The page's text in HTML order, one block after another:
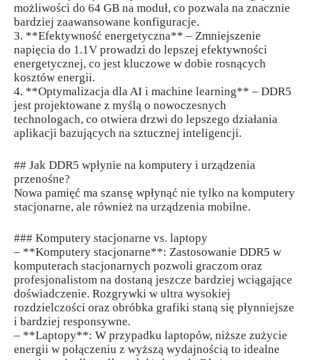
możliwości do 64 GB na moduł, co pozwala na znacznie
bardziej zaawansowane konfiguracje.
3. **Efektywność energetyczna** – Zmniejszenie
napięcia do 1.1V prowadzi do lepszej efektywności
energetycznej, co jest kluczowe w dobie rosnących
kosztów energii.
4. **Optymalizacja dla AI i machine learning** – DDR5
jest projektowane z myślą o nowoczesnych
technologach, co otwiera drzwi do lepszego działania
aplikacji bazujących na sztucznej inteligencji.
## Jak DDR5 wpłynie na komputery i urządzenia
przenośne?
Nowa pamięć ma szansę wpłynąć nie tylko na komputery
stacjonarne, ale również na urządzenia mobilne.
### Komputery stacjonarne vs. laptopy
– **Komputery stacjonarne**: Zastosowanie DDR5 w
komputerach stacjonarnych pozwoli graczom oraz
profesjonalistom na dostaną jeszcze bardziej wciągające
doświadczenie. Rozgrywki w ultra wysokiej
rozdzielczości oraz obróbka grafiki staną się płynniejsze
i bardziej responsywne.
– **Laptopy**: W przypadku laptopów, niższe zużycie
energii w połączeniu z wyższą wydajnością to idealne